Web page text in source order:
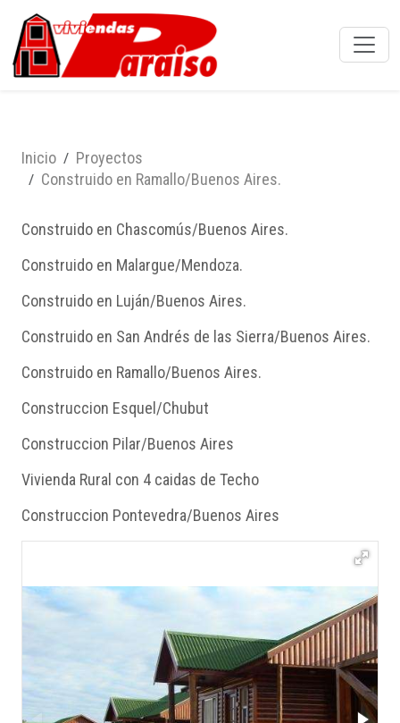
Inicio
Proyectos
Construido en Ramallo/Buenos Aires.
Construido en Chascomús/Buenos Aires.
Construido en Malargue/Mendoza.
Construido en Luján/Buenos Aires.
Construido en San Andrés de las Sierra/Buenos Aires.
Construido en Ramallo/Buenos Aires.
Construccion Esquel/Chubut
Construccion Pilar/Buenos Aires
Vivienda Rural con 4 caidas de Techo
Construccion Pontevedra/Buenos Aires